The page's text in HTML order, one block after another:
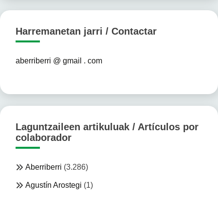
Harremanetan jarri / Contactar
aberriberri @ gmail . com
Laguntzaileen artikuluak / Artículos por
colaborador
Aberriberri (3.286)
Agustín Arostegi (1)